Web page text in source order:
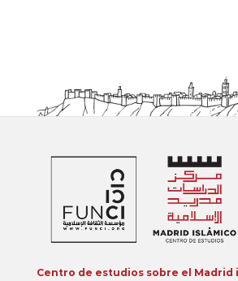
Centro de estudios sobre el Madrid